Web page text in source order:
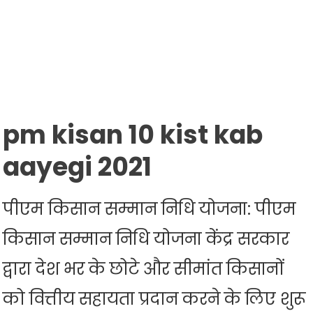
pm kisan 10 kist kab
aayegi 2021
पीएम किसान सम्मान निधि योजना: पीएम
किसान सम्मान निधि योजना केंद्र सरकार
द्वारा देश भर के छोटे और सीमांत किसानों
को वित्तीय सहायता प्रदान करने के लिए शुरू